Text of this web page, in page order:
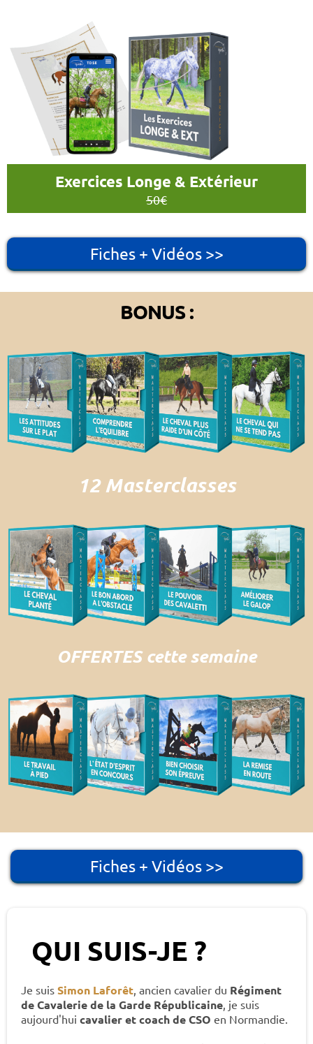
Exercices Longe & Extérieur
50€
Fiches + Vidéos >>
BONUS :
12 Masterclasses
OFFERTES cette semaine
Fiches + Vidéos >>
QUI SUIS-JE ?
Je suis Simon Laforêt , ancien cavalier du Régiment
de Cavalerie de la Garde Républicaine , je suis
aujourd'hui cavalier et coach de CSO en Normandie.